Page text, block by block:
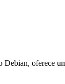
oferece